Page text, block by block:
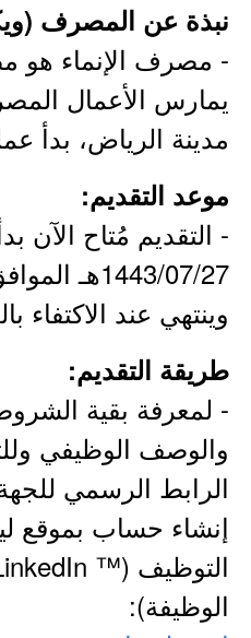
نبذة عن المصرف
- مصرف الإنماء
يمارس الأعمال
مدينة الرياض، بدأ عمله
موعد التقديم:
- التقديم مُتاح الآن
وينتهي عند الاكتفاء
طريقة التقديم:
- لمعرفة بقية
والوصف الوظيفي
الرابط الرسمي
إنشاء حساب بموقع
الوظيفة):